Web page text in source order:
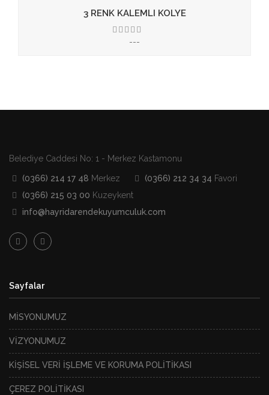
3 RENK KALEMLI KOLYE
3.50
---
Belediye Caddesi No: 1 - Merkez Kastamonu
(0366) 214 17 48 Merkez (0366) 212 34 34 Favori
(0366) 215 03 00 Kuzeykent
info@hayridarendekuyumculuk.com
Sayfalar
MİSYONUMUZ
VİZYONUMUZ
KİŞİSEL VERİ İŞLEME VE KORUMA POLİTİKASI
ÇEREZ POLİTİKASI